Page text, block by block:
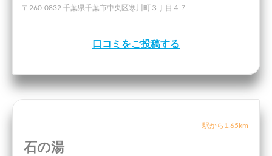
〒260-0832 千葉県千葉市中央区寒川町３丁目４７
口コミをご投稿する
駅から1.65km
石の湯